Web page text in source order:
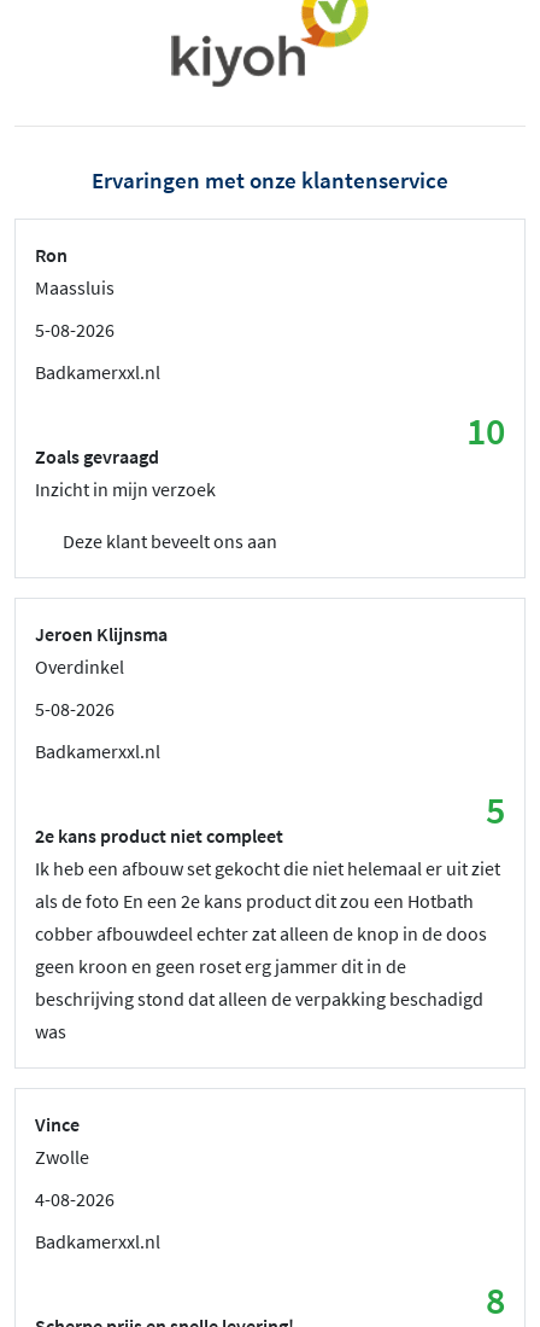
Ervaringen met onze klantenservice
Ron
Maassluis
5-08-2026
Badkamerxxl.nl
10
Zoals gevraagd
Inzicht in mijn verzoek
Deze klant beveelt ons aan
Jeroen Klijnsma
Overdinkel
5-08-2026
Badkamerxxl.nl
5
2e kans product niet compleet
Ik heb een afbouw set gekocht die niet helemaal er uit ziet
als de foto En een 2e kans product dit zou een Hotbath
cobber afbouwdeel echter zat alleen de knop in de doos
geen kroon en geen roset erg jammer dit in de
beschrijving stond dat alleen de verpakking beschadigd
was
Vince
Zwolle
4-08-2026
Badkamerxxl.nl
8